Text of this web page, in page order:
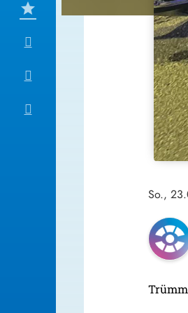
So.,